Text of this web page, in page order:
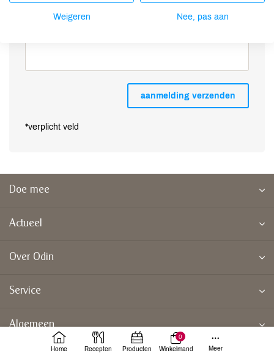
*verplicht veld
Doe mee
Actueel
Over Odin
Service
Algemeen
Home Recepten Producten
0
Winkelmand
Meer
Weigeren Nee, pas aan